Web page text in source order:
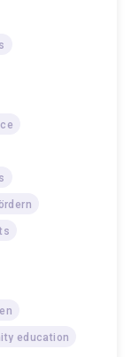
education